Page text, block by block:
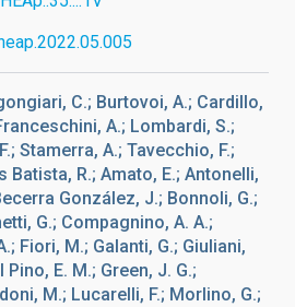
C.; Burtovoi, A.; Cardillo,
A.; Lombardi, S.;
Stamerra, A.; Tavecchio, F.;
Batista, R.; Amato, E.; Antonelli,
González, J.; Bonnoli, G.;
G.; Compagnino, A. A.;
Fiori, M.; Galanti, G.; Giuliani,
E. M.; Green, J. G.;
M.; Lucarelli, F.; Morlino, G.;